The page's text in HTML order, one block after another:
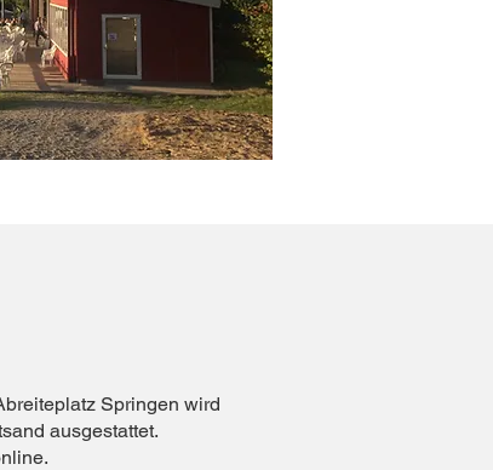
Springen wird
ausgestattet.